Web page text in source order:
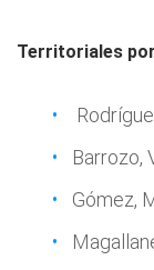
Territoriales
Barrozo,
Gómez,